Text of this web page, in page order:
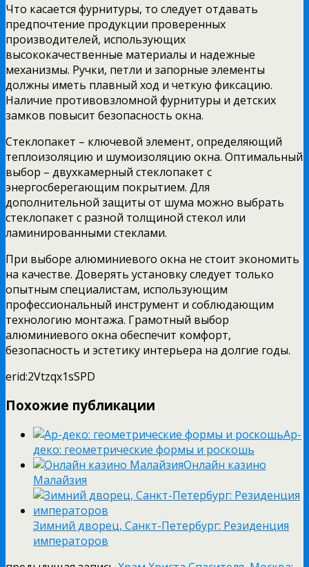
Что касается фурнитуры, то следует отдавать
предпочтение продукции проверенных
производителей, использующих
высококачественные материалы и надежные
механизмы. Ручки, петли и запорные элементы
должны иметь плавный ход и четкую фиксацию.
Наличие противовзломной фурнитуры и детских
замков повысит безопасность окна.
Стеклопакет – ключевой элемент, определяющий
теплоизоляцию и шумоизоляцию окна. Оптимальный
выбор – двухкамерный стеклопакет с
энергосберегающим покрытием. Для
дополнительной защиты от шума можно выбрать
стеклопакет с разной толщиной стекол или
ламинированными стеклами.
При выборе алюминиевого окна не стоит экономить
на качестве. Доверять установку следует только
опытным специалистам, использующим
профессиональный инструмент и соблюдающим
технологию монтажа. Грамотный выбор
алюминиевого окна обеспечит комфорт,
безопасность и эстетику интерьера на долгие годы.
erid:2Vtzqx1sSPD
Похожие публикации
Ар-
деко: геометрические формы и роскошь
Онлайн казино
Малайзия
Зимний дворец, Санкт-Петербург: Резиденция
императоров